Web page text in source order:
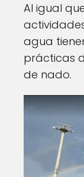
Al igual
agua
prácticas
de nado.